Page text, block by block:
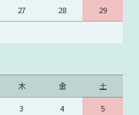
27 28
29
木 金
土
3 4
5